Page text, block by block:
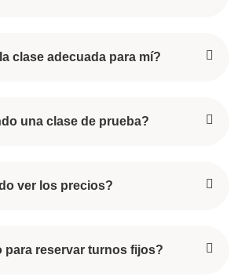
clase adecuada para mí?
una clase de prueba?
ver los precios?
para reservar turnos fijos?